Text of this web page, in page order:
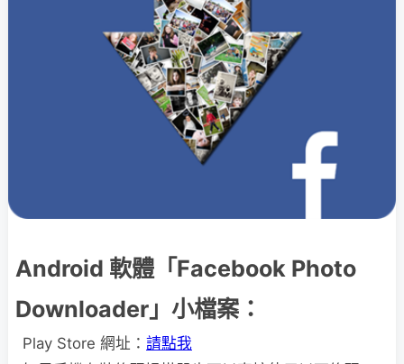
Android 軟體「Facebook Photo
Downloader」小檔案：
Play Store 網址： 請點我